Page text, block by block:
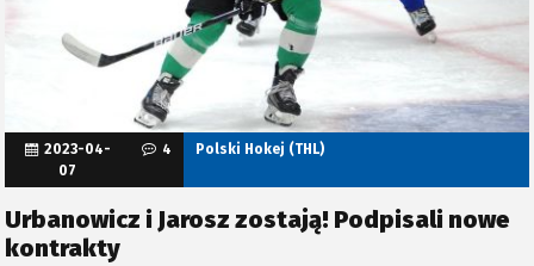
Urbanowicz i Jarosz zostają! Podpisali nowe
kontrakty
2023-04-
07
4 Polski Hokej (THL)